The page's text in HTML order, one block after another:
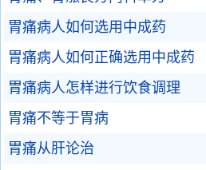
胃痛病人如何选用中成药
胃痛病人如何正确选用中成药
胃痛病人怎样进行饮食调理
胃痛不等于胃病
胃痛从肝论治